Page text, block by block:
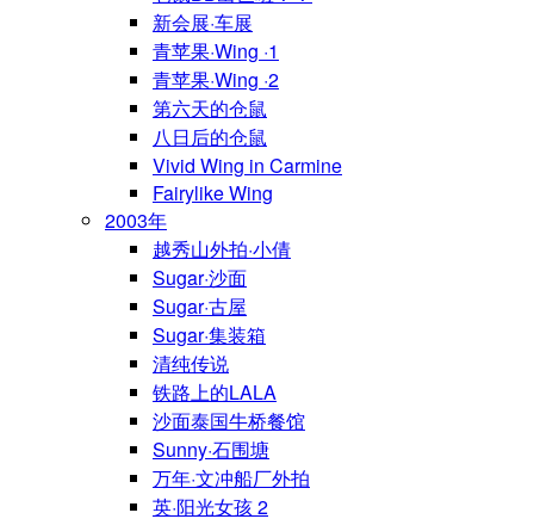
新会展·车展
青苹果·Wing ·1
青苹果·Wing ·2
第六天的仓鼠
八日后的仓鼠
Vivid Wing in Carmine
Fairylike Wing
2003年
越秀山外拍·小倩
Sugar·沙面
Sugar·古屋
Sugar·集装箱
清纯传说
铁路上的LALA
沙面泰国牛桥餐馆
Sunny·石围塘
万年·文冲船厂外拍
英·阳光女孩 2